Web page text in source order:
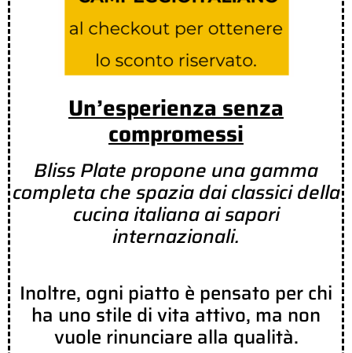
Un’esperienza senza
compromessi
Bliss Plate propone una gamma
completa che spazia dai classici della
cucina italiana ai sapori
internazionali.
Inoltre, ogni piatto è pensato per chi
ha uno stile di vita attivo, ma non
vuole rinunciare alla qualità.